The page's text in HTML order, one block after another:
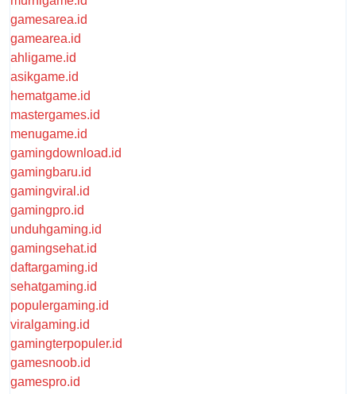
gamesarea.id
gamearea.id
ahligame.id
asikgame.id
hematgame.id
mastergames.id
menugame.id
gamingdownload.id
gamingbaru.id
gamingviral.id
gamingpro.id
unduhgaming.id
gamingsehat.id
daftargaming.id
sehatgaming.id
populergaming.id
viralgaming.id
gamingterpopuler.id
gamesnoob.id
gamespro.id